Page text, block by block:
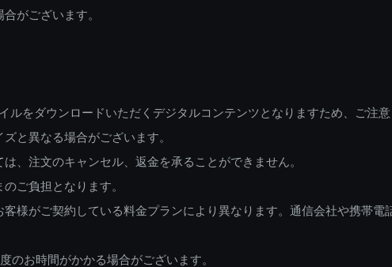
がございます。
ルをダウンロードいただくデジタルコンテンツとなりますため、ご注意
と異なる場合がございます。
、注文のキャンセル、返金を承ることができません。
ご負担となります。
様がご契約している料金プランにより異なります。通信会社や携帯
のお時間がかかる場合がございます。